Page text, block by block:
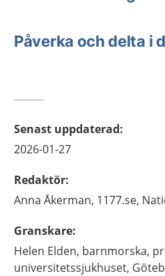
Påverka och delta i
Senast uppdaterad:
2026-01-27
Redaktör:
Anna Åkerman, 1177.se,
Granskare:
Helen Elden, barnmorska,
universitetssjukhuset,